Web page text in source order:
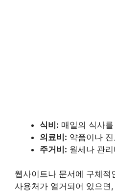
식비: 매일의 식사
의료비: 약품이나
주거비: 월세나 관
웹사이트나 문서에 구체적
사용처가 열거되어 있으면